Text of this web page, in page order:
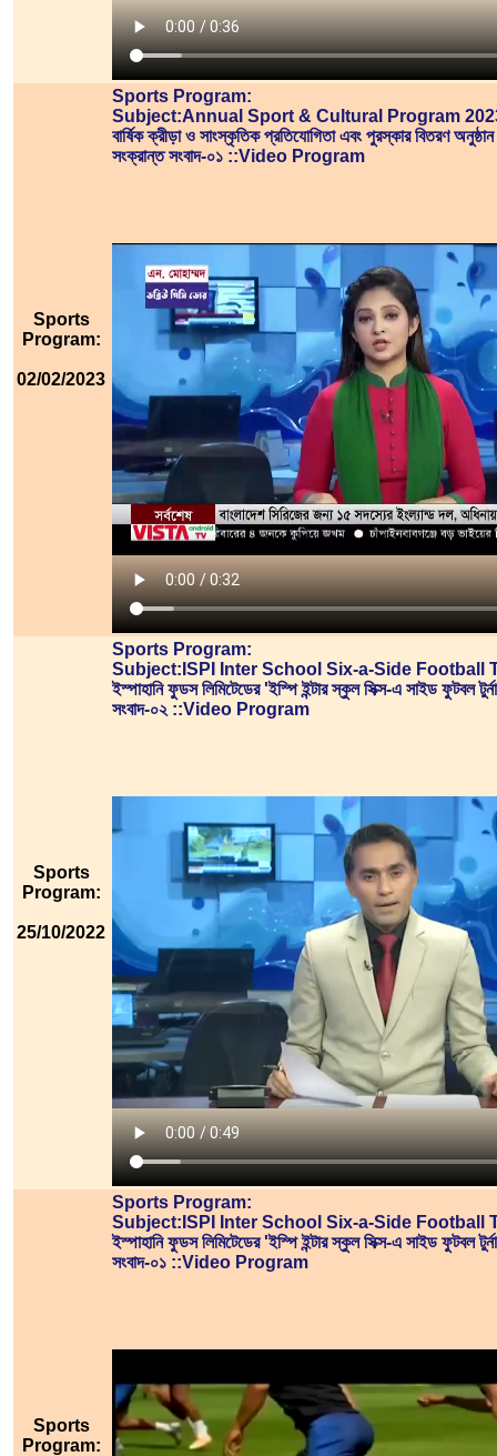
Sports
Program:
02/02/2023
Sports Program:
Subject:Annual Sport & Cultural Program
বার্ষিক ক্রীড়া ও সাংস্কৃতিক প্রতিযোগিতা এবং পুরস্কার বিতরণ
সংক্রান্ত সংবাদ-০১ ::Video Program
Sports
Program:
25/10/2022
Sports Program:
Subject:ISPI Inter School Six-a-Side Football
ইস্পাহানি ফুডস লিমিটেডের 'ইস্পি ইন্টার স্কুল সিক্স-এ সাইড ফুটবল
সংবাদ-০২ ::Video Program
Sports
Program:
Sports Program:
Subject:ISPI Inter School Six-a-Side Football
ইস্পাহানি ফুডস লিমিটেডের 'ইস্পি ইন্টার স্কুল সিক্স-এ সাইড ফুটবল
সংবাদ-০১ ::Video Program